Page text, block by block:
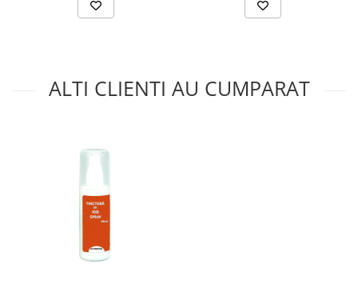
ALTI CLIENTI AU CUMPARAT